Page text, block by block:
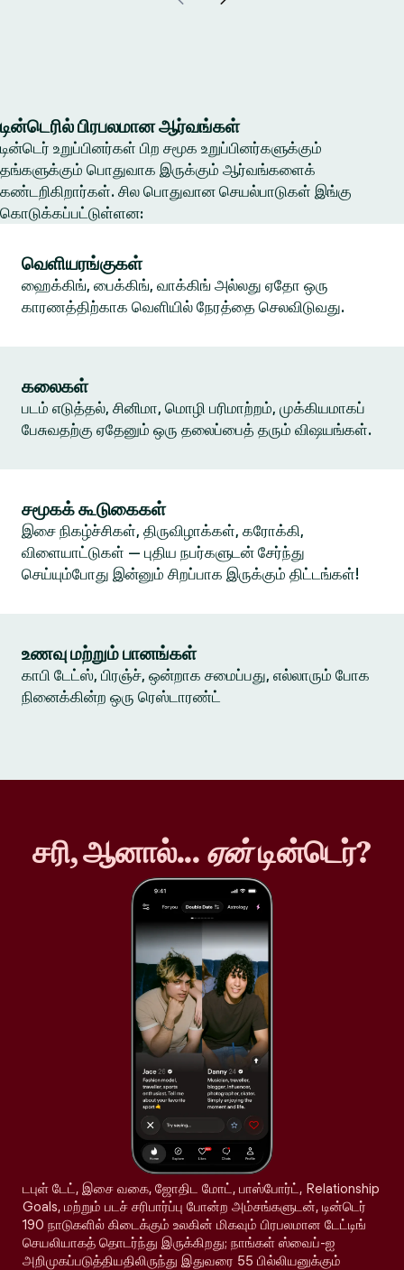
டின்டெரில் பிரபலமான ஆர்வங்கள்
டின்டெர் உறுப்பினர்கள் பிற சமூக உறுப்பினர்களுக்கும்
தங்களுக்கும் பொதுவாக இருக்கும் ஆர்வங்களைக்
கண்டறிகிறார்கள். சில பொதுவான செயல்பாடுகள் இங்கு
கொடுக்கப்பட்டுள்ளன:
வெளியரங்குகள்
ஹைக்கிங், பைக்கிங், வாக்கிங் அல்லது ஏதோ ஒரு
காரணத்திற்காக வெளியில் நேரத்தை செலவிடுவது.
கலைகள்
படம் எடுத்தல், சினிமா, மொழி பரிமாற்றம், முக்கியமாகப்
பேசுவதற்கு ஏதேனும் ஒரு தலைப்பைத் தரும் விஷயங்கள்.
சமூகக் கூடுகைகள்
இசை நிகழ்ச்சிகள், திருவிழாக்கள், கரோக்கி,
விளையாட்டுகள் — புதிய நபர்களுடன் சேர்ந்து
செய்யும்போது இன்னும் சிறப்பாக இருக்கும் திட்டங்கள்!
உணவு மற்றும் பானங்கள்
காபி டேட்ஸ், பிரஞ்ச், ஒன்றாக சமைப்பது, எல்லாரும் போக
நினைக்கின்ற ஒரு ரெஸ்டாரண்ட்
சரி, ஆனால்... ஏன்டின்டெர்?
டபுள் டேட், இசை வகை, ஜோதிட மோட், பாஸ்போர்ட், Relationship
Goals, மற்றும் படச் சரிபார்ப்பு போன்ற அம்சங்களுடன், டின்டெர்
190 நாடுகளில் கிடைக்கும் உலகின் மிகவும் பிரபலமான டேட்டிங்
செயலியாகத் தொடர்ந்து இருக்கிறது; நாங்கள் ஸ்வைப்-ஐ
அறிமுகப்படுத்தியதிலிருந்து இதுவரை 55 பில்லியனுக்கும்